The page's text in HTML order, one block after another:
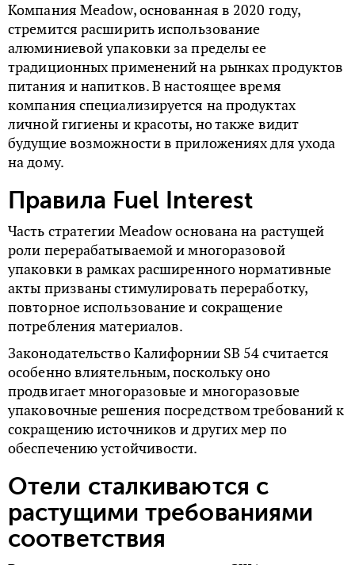
Компания Meadow, основанная в 2020 году,
стремится расширить использование
алюминиевой упаковки за пределы ее
традиционных применений на рынках продуктов
питания и напитков. В настоящее время
компания специализируется на продуктах
личной гигиены и красоты, но также видит
будущие возможности в приложениях для ухода
на дому.
Правила Fuel Interest
Часть стратегии Meadow основана на растущей
роли перерабатываемой и многоразовой
упаковки в рамках расширенного нормативные
акты призваны стимулировать переработку,
повторное использование и сокращение
потребления материалов.
Законодательство Калифорнии SB 54 считается
особенно влиятельным, поскольку оно
продвигает многоразовые и многоразовые
упаковочные решения посредством требований к
сокращению источников и других мер по
обеспечению устойчивости.
Отели сталкиваются с
растущими требованиями
соответствия